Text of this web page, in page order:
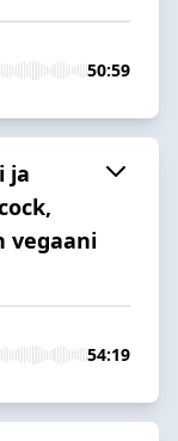
50:59
ja
vegaani
54:19